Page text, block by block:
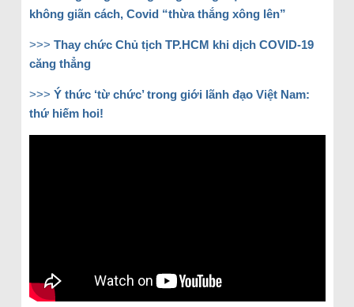
không giãn cách, Covid “thừa thắng xông lên”
>>> Thay chức Chủ tịch TP.HCM khi dịch COVID-19
căng thẳng
>>> Ý thức ‘từ chức’ trong giới lãnh đạo Việt Nam:
thứ hiếm hoi!